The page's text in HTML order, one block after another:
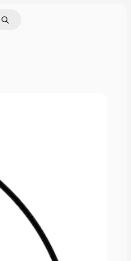
por imagem
Buscar